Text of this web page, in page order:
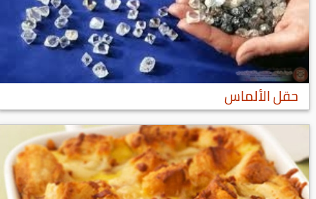
حقل الألماس